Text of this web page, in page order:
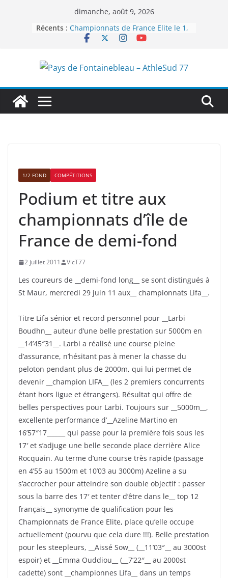
dimanche, août 9, 2026
Récents : Championnats de France Elite le 1,
2 et 3 août 2025 à Talence
Challenge Equip’Athlé – Tour
octobre 2025
1/2 FOND COMPÉTITIONS
Podium et titre aux
championnats d’île de
France de demi-fond
2 juillet 2011 VicT77
Les coureurs de __demi-fond long__ se sont distingués à
St Maur, mercredi 29 juin 11 aux__ championnats Lifa__.
Titre Lifa sénior et record personnel pour __Larbi
Boudhn__ auteur d’une belle prestation sur 5000m en
__14’45″31__. Larbi a réalisé une course pleine
d’assurance, n’hésitant pas à mener la chasse du
peloton pendant plus de 2000m, qui lui permet de
devenir __champion LIFA__ (les 2 premiers concurrents
étant hors ligue et étrangers). Résultat qui offre de
belles perspectives pour Larbi. Toujours sur __5000m__,
excellente performance d’__Azeline Martino en
16’57″17______ qui passe pour la première fois sous les
17′ et s’adjuge une belle seconde place derrière Alice
Rocquain. Au terme d’une course très rapide (passage
en 4’55 au 1500m et 10’03 au 3000m) Azeline a su
s’accrocher pour atteindre son double objectif : passer
sous la barre des 17′ et tenter d’être dans le__ top 12
français__ synonyme de qualification pour les
Championnats de France Elite, place qu’elle occupe
actuellement (pourvu que cela dure !!!). Belle prestation
pour les steepleurs, __Aissé Sow__ (__11’03″__ au 3000st
espoir) et __Emma Ouddiou__ (__7’22″__ au 2000st
cadette) sont __championnes Lifa__ dans un temps